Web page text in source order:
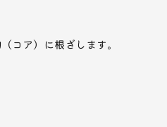
コア）に根ざします。